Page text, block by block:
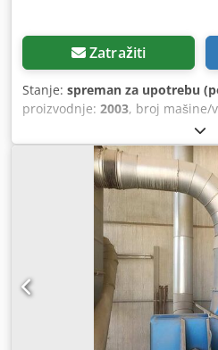
Zatražiti
Stanje: spreman za upotrebu
proizvodnje: 2003, broj mašine/
Burkle Model: SLC Broj mašine:
proizvodnje: 2003 Tehnički
Opšti podaci - Tip: SLC -
visina: 900 ± 20 mm Radni
karakteristike: Stan, samokruta
(mak): Radna širina - radni
radni predmet dužina: 3 - 100
radnog predmeta tokom cele
stazi: ± 0,5 mm - Multi-track
predmeta (mak): 250 kg Piling
inspekciju / sredstvo za
samozapaljenja: ≥ 200 °C